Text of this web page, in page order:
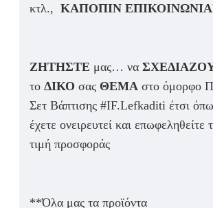
κτλ., ΚΑΠΟΠΙΝ
ΖΗΤΗΣΤΕ μας… να
το ΔΙΚΟ σας ΘΕΜΑ στο όμορφο
Σετ Βάπτισης #IF.Lefkaditi έτσι
έχετε ονειρευτεί και επωφεληθείτε
τιμή προσφοράς
**Όλα μας τα προϊόντα